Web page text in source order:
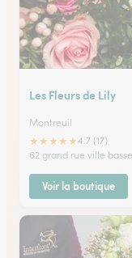
Les Fleurs de Lily
Montreuil
★★★★★4.7 (17)
62 grand rue ville basse
Voir la boutique